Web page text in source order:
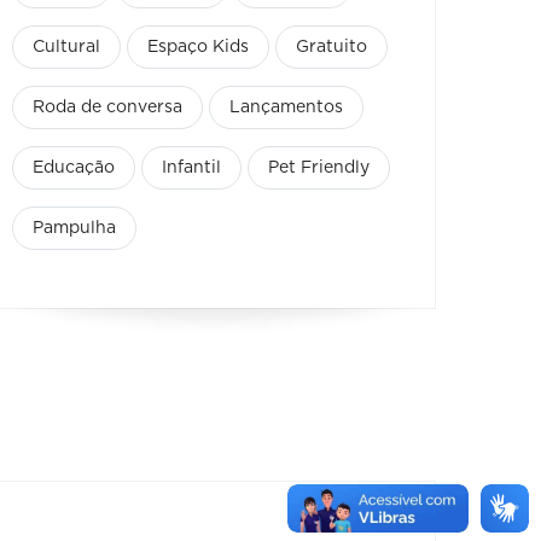
Cultural Espaço Kids Gratuito
Roda de conversa Lançamentos
Educação Infantil Pet Friendly
Pampulha